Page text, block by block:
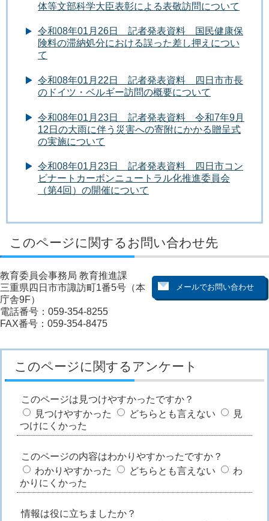
体等文部科学大臣表彰による表敬訪問について
令和08年01月26日 記者発表資料 国民健康保
険料の滞納処分における誤った差し押えについ
て
令和08年01月22日 記者発表資料 四日市市長
のドイツ・ベルギー訪問の概要について
令和08年01月23日 記者発表資料 令和7年9月
12日の大雨に伴う災害への寄附にかかる贈呈式
の実施について
令和08年01月23日 記者発表資料 四日市コン
ビナートカーボンニュートラル化推進委員会
（第4回）の開催について
このページに関するお問い合わせ先
教育委員会事務局 教育推進課
三重県四日市市諏訪町1番5号（本
庁舎9F）
電話番号：059-354-8255
FAX番号：059-354-8475
このページに関するアンケート
このページは見つけやすかったですか？
見つけやすかった
どちらとも言えない
見
つけにくかった
このページの内容はわかりやすかったですか？
わかりやすかった
どちらとも言えない
わ
かりにくかった
情報は役に立ちましたか？